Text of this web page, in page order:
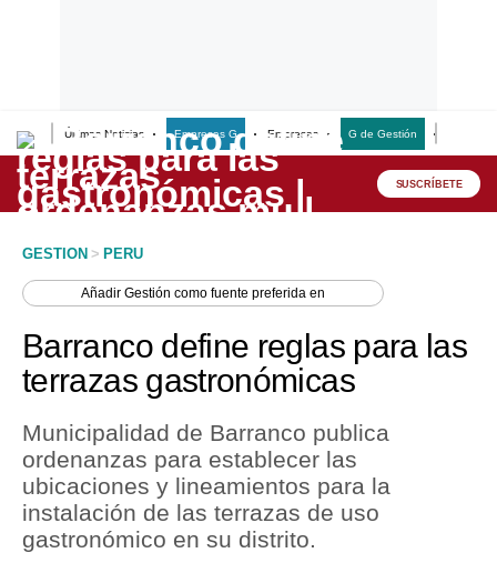
Últimas Noticias Empresas G Empresas G de Gestión
Lo último
Peru Quiosco
Economía
Perú
Política
Tu Dinero
SUSCRÍBETE
GESTION > PERU
AñadirGestión como fuente preferida en
Barranco define reglas para las
terrazas gastronómicas
Municipalidad de Barranco publica
ordenanzas para establecer las
ubicaciones y lineamientos para la
instalación de las terrazas de uso
gastronómico en su distrito.